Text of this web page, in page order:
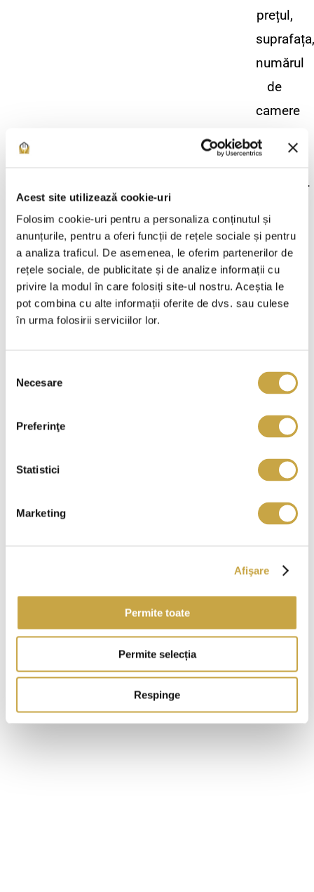
Acest site utilizează cookie-uri
Folosim cookie-uri pentru a personaliza conținutul și
anunțurile, pentru a oferi funcții de rețele sociale și pentru
a analiza traficul. De asemenea, le oferim partenerilor de
rețele sociale, de publicitate și de analize informații cu
privire la modul în care folosiți site-ul nostru. Aceștia le
pot combina cu alte informații oferite de dvs. sau culese
în urma folosirii serviciilor lor.
consimțământului
Necesare
Preferinţe
Statistici
Marketing
Afişare
Permite toate
Permite selecția
Respinge
prețul,
numărul
de
camere
planul
locuinței.